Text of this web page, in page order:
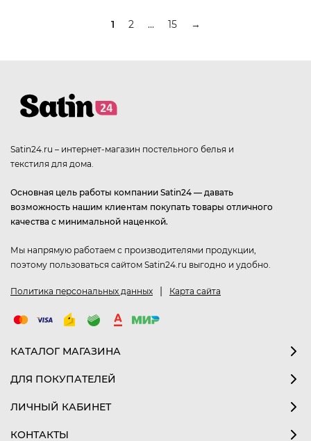
1 2 ... 15 →
Satin24.ru – интернет-магазин постельного белья и
текстиля для дома.
Основная цель работы компании Satin24 — давать
возможность нашим клиентам покупать товары отличного
качества с минимальной наценкой.
Мы напрямую работаем с производителями продукции,
поэтому пользоваться сайтом Satin24.ru выгодно и удобно.
Политика персональных данных | Карта сайта
КАТАЛОГ МАГАЗИНА
ДЛЯ ПОКУПАТЕЛЕЙ
ЛИЧНЫЙ КАБИНЕТ
КОНТАКТЫ